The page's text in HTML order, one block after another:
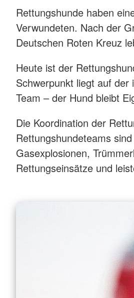
Rettungshunde haben
Verwundeten. Nach der
Deutschen Roten Kreuz
Heute ist der
Schwerpunkt liegt auf
Team – der Hund bleibt
Die Koordination der
Rettungshundeteams
Gasexplosionen,
Rettungseinsätze und